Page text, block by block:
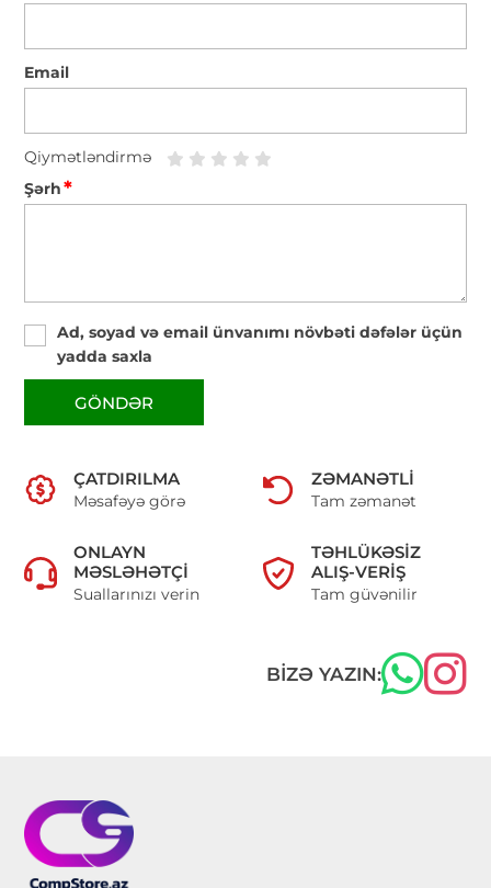
Email
Qiymətləndirmə
Şərh*
Ad, soyad və email ünvanımı növbəti dəfələr üçün
yadda saxla
GÖNDƏR
ÇATDIRILMA
Məsafəyə görə
ZƏMANƏTLI
Tam zəmanət
ONLAYN
MƏSLƏHƏTÇI
Suallarınızı verin
TƏHLÜKƏSIZ
ALIŞ-VERIŞ
Tam güvənilir
BIZƏ YAZIN: